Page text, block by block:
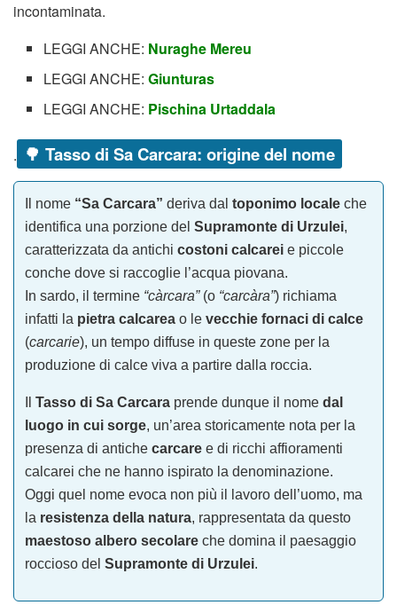
incontaminata.
LEGGI ANCHE: Nuraghe Mereu
LEGGI ANCHE:Giunturas
LEGGI ANCHE: Pischina Urtaddala
. 🌳 Tasso di Sa Carcara: origine del nome
Il nome “Sa Carcara” deriva dal toponimo locale che
identifica una porzione del Supramonte di Urzulei,
caratterizzata da antichi costoni calcarei e piccole
conche dove si raccoglie l’acqua piovana.
In sardo, il termine “càrcara”(o “carcàra”) richiama
infatti la pietra calcarea o le vecchie fornaci di calce
(carcarie), un tempo diffuse in queste zone per la
produzione di calce viva a partire dalla roccia.
Tasso di Sa Carcara prende dunque il nome dal
luogo in cui sorge, un’area storicamente nota per la
presenza di antiche carcare e di ricchi affioramenti
calcarei che ne hanno ispirato la denominazione.
Oggi quel nome evoca non più il lavoro dell’uomo, ma
la resistenza della natura, rappresentata da questo
maestoso albero secolare che domina il paesaggio
roccioso del Supramonte di Urzulei.